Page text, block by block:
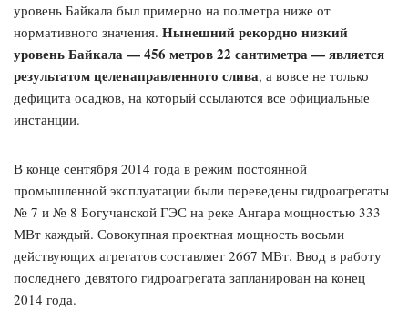
уровень Байкала был примерно на полметра ниже от
нормативного значения. Нынешний рекордно низкий
уровень Байкала — 456 метров 22 сантиметра — является
результатом целенаправленного слива, а вовсе не только
дефицита осадков, на который ссылаются все официальные
инстанции.
В конце сентября 2014 года в режим постоянной
промышленной эксплуатации были переведены гидроагрегаты
№ 7 и № 8 Богучанской ГЭС на реке Ангара мощностью 333
МВт каждый. Совокупная проектная мощность восьми
действующих агрегатов составляет 2667 МВт. Ввод в работу
последнего девятого гидроагрегата запланирован на конец
2014 года.